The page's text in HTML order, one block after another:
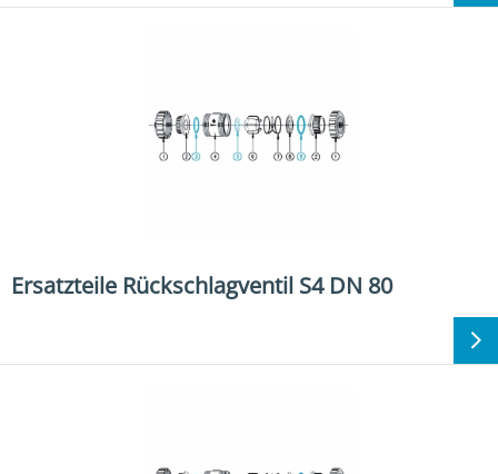
Ersatzteile Rückschlagventil S4 DN 80